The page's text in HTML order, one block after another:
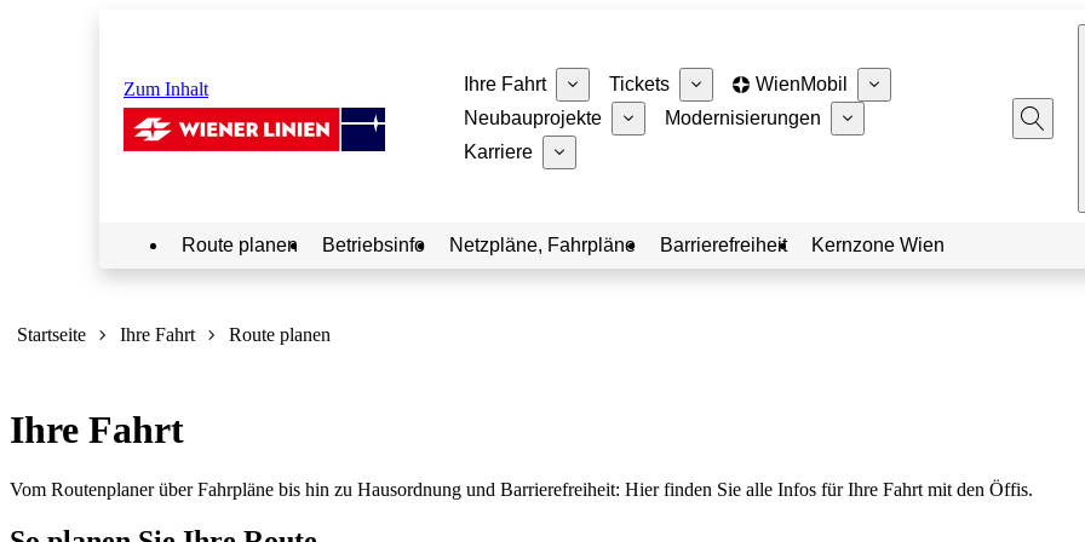
Zum Inhalt Ihre Fahrt Tickets
WienMobil
Neubauprojekte
Modernisierungen
Karriere
Route planen Betriebsinfo Netzpläne, Fahrpläne Barrierefreiheit Kernzone Wien
hier:
Startseite Ihre Fahrt Route planen
Ihre Fahrt
Vom Routenplaner über Fahrpläne bis hin zu Hausordnung und Barrierefreiheit: Hier finden Sie alle Infos für Ihre Fahrt mit den Öffis.